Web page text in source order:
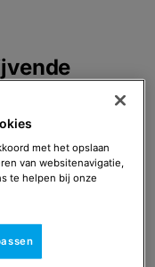
binnen vijf
een offerte op
de Elga Ace
met het opslaan
van websitenavigatie,
te helpen bij onze